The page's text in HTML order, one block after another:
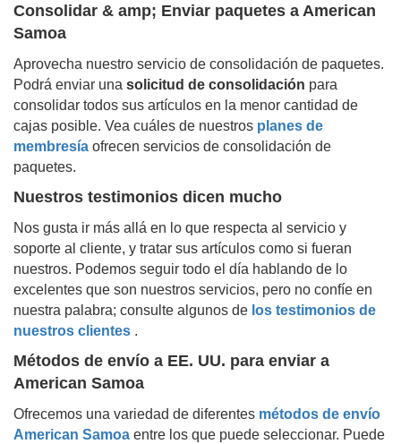
Consolidar & amp; Enviar paquetes a American
Samoa
Aprovecha nuestro servicio de consolidación de paquetes.
Podrá enviar una solicitud de consolidación para
consolidar todos sus artículos en la menor cantidad de
cajas posible. Vea cuáles de nuestros planes de
membresía ofrecen servicios de consolidación de
paquetes.
Nuestros testimonios dicen mucho
Nos gusta ir más allá en lo que respecta al servicio y
soporte al cliente, y tratar sus artículos como si fueran
nuestros. Podemos seguir todo el día hablando de lo
excelentes que son nuestros servicios, pero no confíe en
nuestra palabra; consulte algunos de los testimonios de
nuestros clientes .
Métodos de envío a EE. UU. para enviar a
American Samoa
Ofrecemos una variedad de diferentes métodos de envío
American Samoa entre los que puede seleccionar. Puede